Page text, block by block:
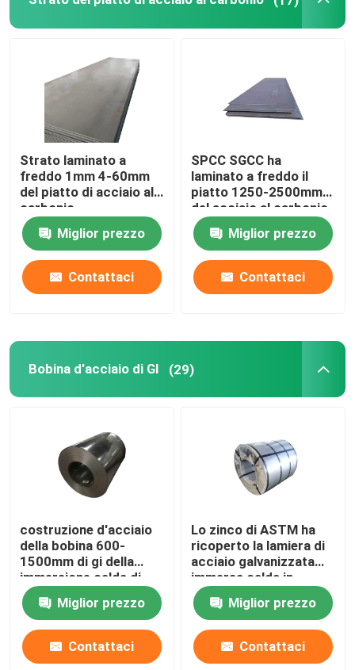
Acciaio al carbonio Rod
piatto d'acciaio galvanizzato
Filo di acciaio galvanizzato
Bobine d'acciaio galvanizzate preverniciate
Manica del fascio di H
Filo di acciaio Rod
Strato laminato a
freddo 1mm 4-60mm
del piatto di acciaio al
carbonio
Miglior prezzo
Contattaci
SPCC SGCC ha
laminato a freddo il
piatto 1250-2500mm
del acciaio al carbonio
Miglior prezzo
Contattaci
Bobina d'acciaio di GI (29)
costruzione d'acciaio
della bobina 600-
1500mm di gi della
immersione calda di
0.12-6.0mm
Miglior prezzo
Contattaci
Lo zinco di ASTM ha
ricoperto la lamiera di
acciaio galvanizzata
immersa calda in
bobine
Miglior prezzo
Contattaci